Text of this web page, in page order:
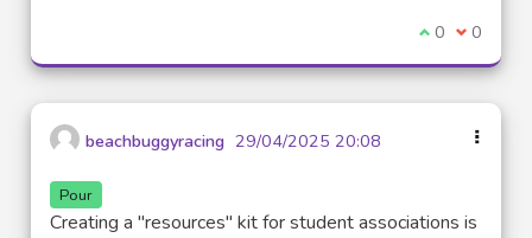
Je suis
0 Je ne
0
beachbuggyracing 29/04/2025 20:08
Pour
Creating a "resources" kit for student associations is